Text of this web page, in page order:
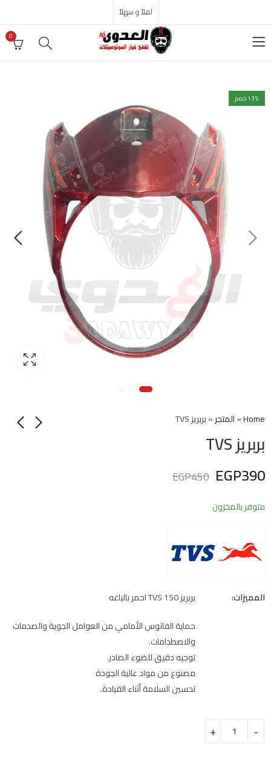
اهلاً و سهلاً
0
13% خصم
Home
»المتجر»بربريز TVS
بربريز TVS
EGP390
EGP450
متوفر بالمخزون
المميزات:
بربريز TVS 150 احمر بالباغه
حماية الفانوس الأمامي من العوامل الجوية والصدمات
والاصطدامات.
توجيه دقيق للضوء الصادر.
مصنوع من مواد عالية الجودة
تحسين السلامة أثناء القيادة.